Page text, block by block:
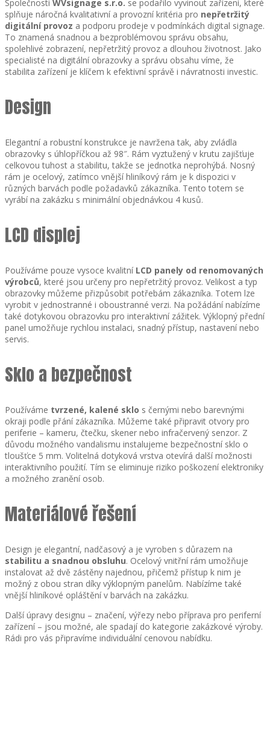
Společnosti WVsignage s.r.o. se podařilo vyvinout zařízení, které
splňuje náročná kvalitativní a provozní kritéria pro nepřetržitý
digitální provoz a podporu prodeje v podmínkách digital signage.
To znamená snadnou a bezproblémovou správu obsahu,
spolehlivé zobrazení, nepřetržitý provoz a dlouhou životnost. Jako
specialisté na digitální obrazovky a správu obsahu víme, že
stabilita zařízení je klíčem k efektivní správě i návratnosti investic.
Design
Elegantní a robustní konstrukce je navržena tak, aby zvládla
obrazovky s úhlopříčkou až 98″. Rám vyztužený v krutu zajišťuje
celkovou tuhost a stabilitu, takže se jednotka neprohýbá. Nosný
rám je ocelový, zatímco vnější hliníkový rám je k dispozici v
různých barvách podle požadavků zákazníka. Tento totem se
vyrábí na zakázku s minimální objednávkou 4 kusů.
LCD displej
Používáme pouze vysoce kvalitní LCD panely od renomovaných
výrobců, které jsou určeny pro nepřetržitý provoz. Velikost a typ
obrazovky můžeme přizpůsobit potřebám zákazníka. Totem lze
vyrobit v jednostranné i oboustranné verzi. Na požádání nabízíme
také dotykovou obrazovku pro interaktivní zážitek. Výklopný přední
panel umožňuje rychlou instalaci, snadný přístup, nastavení nebo
servis.
Sklo a bezpečnost
Používáme tvrzené, kalené sklo s černými nebo barevnými
okraji podle přání zákazníka. Můžeme také připravit otvory pro
periferie – kameru, čtečku, skener nebo infračervený senzor. Z
důvodu možného vandalismu instalujeme bezpečnostní sklo o
tloušťce 5 mm. Volitelná dotyková vrstva otevírá další možnosti
interaktivního použití. Tím se eliminuje riziko poškození elektroniky
a možného zranění osob.
Materiálové řešení
Design je elegantní, nadčasový a je vyroben s důrazem na
stabilitu a snadnou obsluhu. Ocelový vnitřní rám umožňuje
instalovat až dvě zástěny najednou, přičemž přístup k nim je
možný z obou stran díky výklopným panelům. Nabízíme také
vnější hliníkové opláštění v barvách na zakázku.
Další úpravy designu – značení, výřezy nebo příprava pro periferní
zařízení – jsou možné, ale spadají do kategorie zakázkové výroby.
Rádi pro vás připravíme individuální cenovou nabídku.